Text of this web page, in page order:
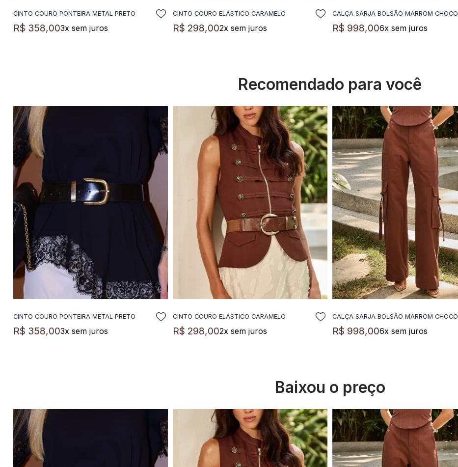
ADICIONAR A SACOLA
CINTO COURO PONTEIRA METAL PRETO
R$ 358,003x sem juros
ADICIONAR A SACOLA
CINTO COURO ELÁSTICO CARAMELO
R$ 298,002x sem juros
ADICIONAR A SACOLA
CALÇA SARJA BOLSÃO MARROM CHOCO
R$ 998,006x sem juros
Recomendado para você
ADICIONAR A SACOLA
CINTO COURO PONTEIRA METAL PRETO
R$ 358,003x sem juros
ADICIONAR A SACOLA
CINTO COURO ELÁSTICO CARAMELO
R$ 298,002x sem juros
ADICIONAR A SACOLA
CALÇA SARJA BOLSÃO MARROM CHOCO
R$ 998,006x sem juros
Baixou o preço